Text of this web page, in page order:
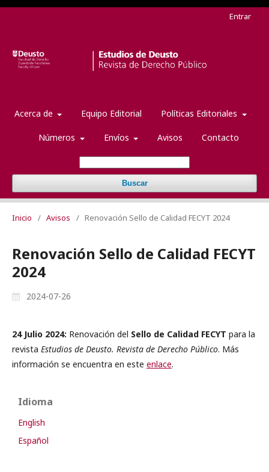
Acerca de Equipo Editorial Políticas Editoriales
Números Envíos Avisos Contacto
Buscar
Entrar
Inicio / Avisos / Renovación Sello de Calidad FECYT 2024
Renovación Sello de Calidad FECYT
2024
2024-07-26
24 Julio 2024: Renovación del Sello de Calidad FECYT para la
revista Estudios de Deusto. Revista de Derecho Público. Más
información se encuentra en este enlace.
Idioma
English
Español